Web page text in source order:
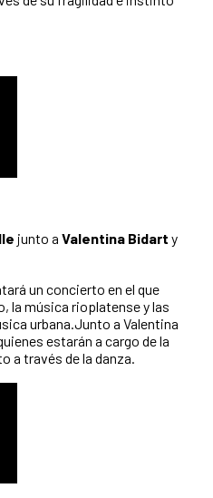
junto a Valentina Bidart y
un concierto en el que
la música rioplatense y las
urbana.Junto a Valentina
estarán a cargo de la
a través de la danza.